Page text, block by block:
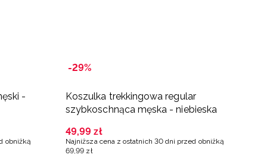
-
obniżką
-29%
Koszulka trekkingowa regular
szybkoschnąca męska - niebieska
49,99 zł
Najniższa cena z ostatnich 30 dni przed obniżką
69,99 zł